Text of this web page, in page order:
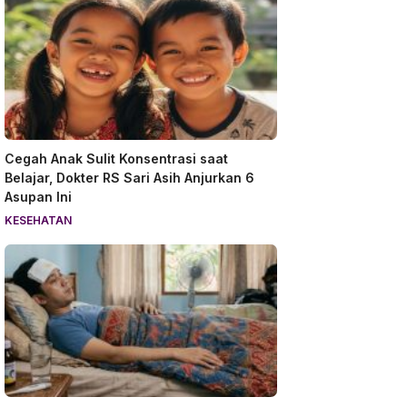
Cegah Anak Sulit Konsentrasi saat
Belajar, Dokter RS Sari Asih Anjurkan 6
Asupan Ini
KESEHATAN